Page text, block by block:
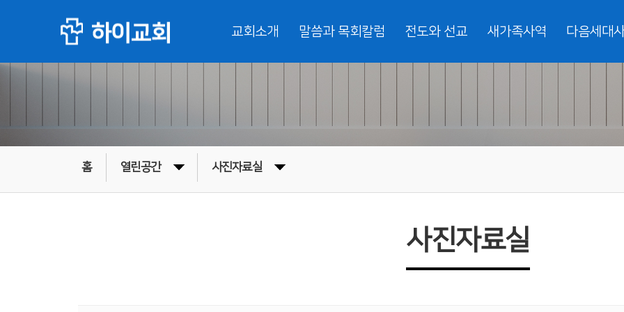
교회소개 말씀과 목회칼럼 전도와 선교 새가족사역 다음세대
홈 열린공간 사진자료실
사진자료실